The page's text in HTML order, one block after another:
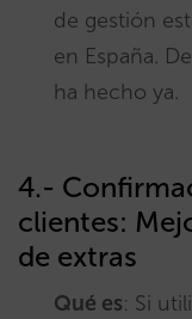
de gestión
en España.
ha hecho ya.
4.-
clientes:
de extras
Qué es: Si